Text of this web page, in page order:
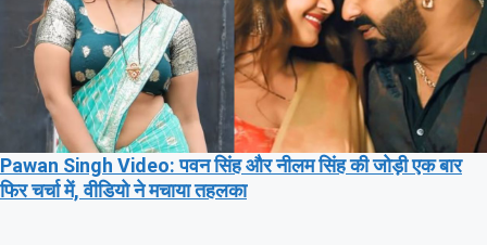
Pawan Singh Video: पवन सिंह और नीलम सिंह की जोड़ी एक बार
फिर चर्चा में, वीडियो ने मचाया तहलका